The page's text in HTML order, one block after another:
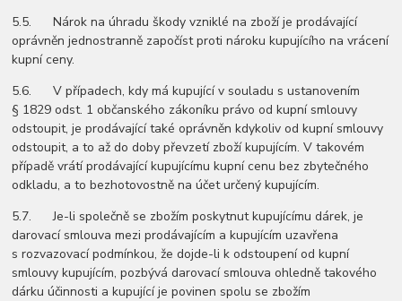
5.5. Nárok na úhradu škody vzniklé na zboží je prodávající
oprávněn jednostranně započíst proti nároku kupujícího na vrácení
kupní ceny.
5.6. V případech, kdy má kupující v souladu s ustanovením
§ 1829 odst. 1 občanského zákoníku právo od kupní smlouvy
odstoupit, je prodávající také oprávněn kdykoliv od kupní smlouvy
odstoupit, a to až do doby převzetí zboží kupujícím. V takovém
případě vrátí prodávající kupujícímu kupní cenu bez zbytečného
odkladu, a to bezhotovostně na účet určený kupujícím.
5.7. Je-li společně se zbožím poskytnut kupujícímu dárek, je
darovací smlouva mezi prodávajícím a kupujícím uzavřena
s rozvazovací podmínkou, že dojde-li k odstoupení od kupní
smlouvy kupujícím, pozbývá darovací smlouva ohledně takového
dárku účinnosti a kupující je povinen spolu se zbožím